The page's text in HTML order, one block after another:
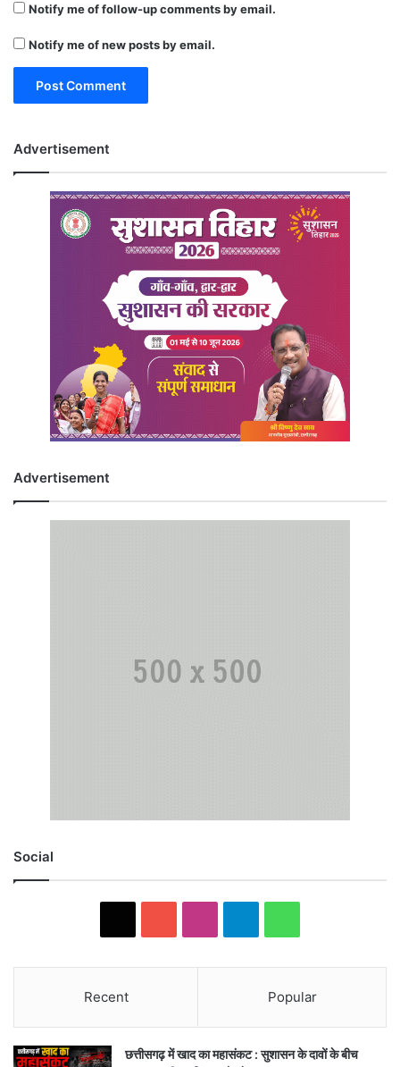
Notify me of follow-up comments by email.
Notify me of new posts by email.
Advertisement
Advertisement
Social
Recent Popular
छत्तीसगढ़ में खाद का महासंकट : सुशासन के दावों के बीच